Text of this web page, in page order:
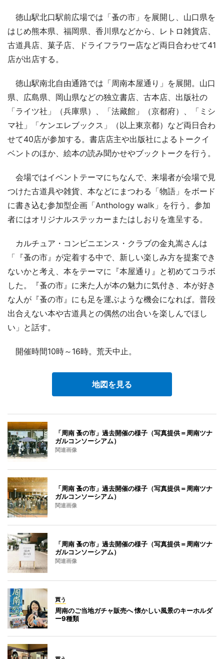
徳山駅北口駅前広場では「蚤の市」を展開し、山口県を
はじめ熊本県、福岡県、香川県などから、レトロ雑貨店、
古道具店、菓子店、ドライフラワー店など両日合わせて41
店が出店する。
徳山駅南北自由通路では「周南本屋通り」を展開。山口
県、広島県、岡山県などの独立書店、古本店、出版社の
「ライツ社」（兵庫県）、「法藏館」（京都府）、「ミシ
マ社」「ケンエレブックス」（以上東京都）など両日合わ
せて40店が参加する。書店店主や出版社によるトークイ
ベントのほか、絵本の読み聞かせやブックトークを行う。
会場ではイベントテーマにちなんで、来場者が会場で見
つけた古道具や雑貨、本などにまつわる「物語」をボード
に書き込む参加型企画「Anthology walk」を行う。参加
者にはオリジナルステッカーまたはしおりを進呈する。
カルチュア・コンビニエンス・クラブの金丸嵩さんは
「『蚤の市』が定着する中で、新しい楽しみ方を提案でき
ないかと考え、本をテーマに『本屋通り』と初めてコラボ
した。『蚤の市』に来た人が本の魅力に気付き、本が好き
な人が『蚤の市』にも足を運ぶような機会になれば。普段
出合えない本や古道具との偶然の出合いを楽しんでほし
い」と話す。
開催時間10時～16時。荒天中止。
地図を見る
「周南 蚤の市」過去開催の様子（写真提供＝周南ツナ
ガルコンソーシアム）
関連画像
「周南 蚤の市」過去開催の様子（写真提供＝周南ツナ
ガルコンソーシアム）
関連画像
「周南 蚤の市」過去開催の様子（写真提供＝周南ツナ
ガルコンソーシアム）
関連画像
買う
周南のご当地ガチャ販売へ 懐かしい風景のキーホルダ
ー9種類